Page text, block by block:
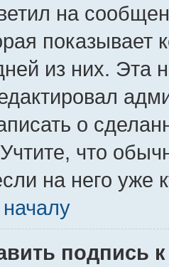
на
показывает
из них. Эта
о
что
на него уже
подпись